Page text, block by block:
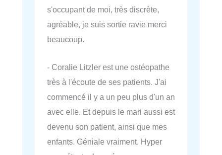
s'occupant de moi, très discrète,
agréable, je suis sortie ravie merci
beaucoup.
- Coralie Litzler est une ostéopathe
très à l'écoute de ses patients. J'ai
commencé il y a un peu plus d'un an
avec elle. Et depuis le mari aussi est
devenu son patient, ainsi que mes
enfants. Géniale vraiment. Hyper